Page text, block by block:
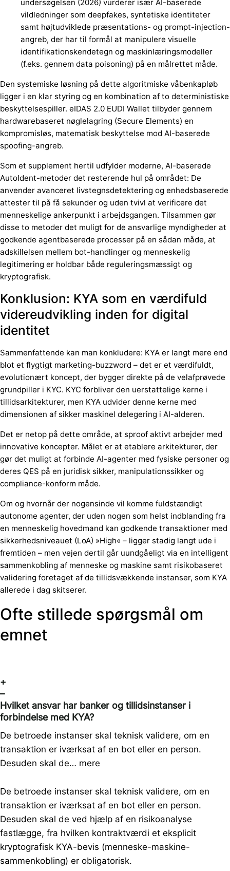
undersøgelsen (2026) vurderer især AI-baserede
vildledninger som deepfakes, syntetiske identiteter
samt højtudviklede præsentations- og prompt-injection-
angreb, der har til formål at manipulere visuelle
identifikationskendetegn og maskinlæringsmodeller
(f.eks. gennem data poisoning) på en målrettet måde.
Den systemiske løsning på dette algoritmiske våbenkapløb
ligger i en klar styring og en kombination af to deterministiske
beskyttelsespiller. eIDAS 2.0 EUDI Wallet tilbyder gennem
hardwarebaseret nøglelagring (Secure Elements) en
kompromisløs, matematisk beskyttelse mod AI-baserede
spoofing-angreb.
Som et supplement hertil udfylder moderne, AI-baserede
AutoIdent-metoder det resterende hul på området: De
anvender avanceret livstegnsdetektering og enhedsbaserede
attester til på få sekunder og uden tvivl at verificere det
menneskelige ankerpunkt i arbejdsgangen. Tilsammen gør
disse to metoder det muligt for de ansvarlige myndigheder at
godkende agentbaserede processer på en sådan måde, at
adskillelsen mellem bot-handlinger og menneskelig
legitimering er holdbar både reguleringsmæssigt og
kryptografisk.
Konklusion: KYA som en værdifuld
videreudvikling inden for digital
identitet
Sammenfattende kan man konkludere: KYA er langt mere end
blot et flygtigt marketing-buzzword – det er et værdifuldt,
evolutionært koncept, der bygger direkte på de velafprøvede
grundpiller i KYC. KYC forbliver den uerstattelige kerne i
tillidsarkitekturer, men KYA udvider denne kerne med
dimensionen af sikker maskinel delegering i AI-alderen.
Det er netop på dette område, at sproof aktivt arbejder med
innovative koncepter. Målet er at etablere arkitekturer, der
gør det muligt at forbinde AI-agenter med fysiske personer og
deres QES på en juridisk sikker, manipulationssikker og
compliance-konform måde.
Om og hvornår der nogensinde vil komme fuldstændigt
autonome agenter, der uden nogen som helst indblanding fra
en menneskelig hovedmand kan godkende transaktioner med
sikkerhedsniveauet (LoA) »High« – ligger stadig langt ude i
fremtiden – men vejen dertil går uundgåeligt via en intelligent
sammenkobling af menneske og maskine samt risikobaseret
validering foretaget af de tillidsvækkende instanser, som KYA
allerede i dag skitserer.
Ofte stillede spørgsmål om
emnet
+
–
Hvilket ansvar har banker og tillidsinstanser i
forbindelse med KYA?
De betroede instanser skal teknisk validere, om en
transaktion er iværksat af en bot eller en person.
Desuden skal de… mere
De betroede instanser skal teknisk validere, om en
transaktion er iværksat af en bot eller en person.
Desuden skal de ved hjælp af en risikoanalyse
fastlægge, fra hvilken kontraktværdi et eksplicit
kryptografisk KYA-bevis (menneske-maskine-
sammenkobling) er obligatorisk.